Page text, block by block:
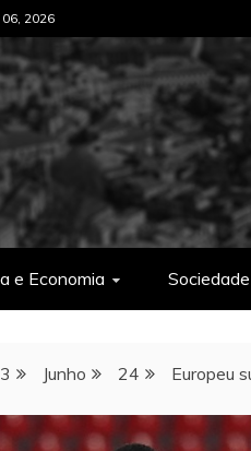
2026
e Economia Sociedade
Junho 24 Europeu